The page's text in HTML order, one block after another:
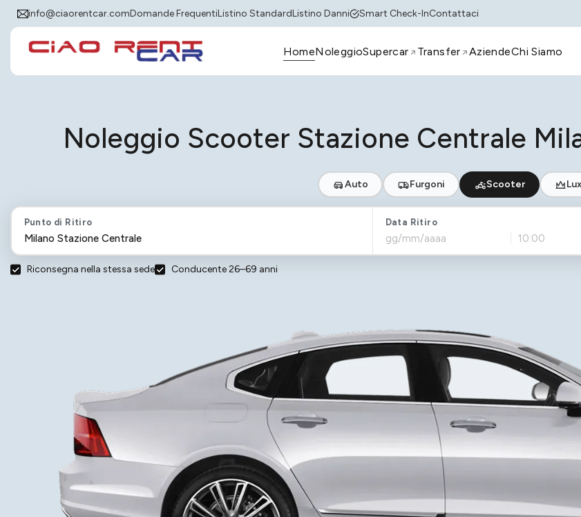
info@ciaorentcar.comDomande FrequentiListino StandardListino Danni Smart Check-InContattaci
HomeNoleggioSupercar Transfer AziendeChi Siamo
Noleggio Scooter Stazione Centrale
Auto Furgoni Scooter
Punto di Ritiro Data Ritiro
Riconsegna nella stessa sede Conducente 26–69 anni